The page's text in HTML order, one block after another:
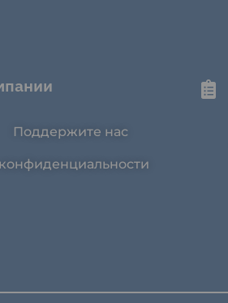
Поддержите нас